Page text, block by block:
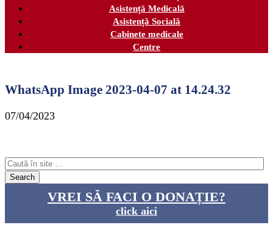
Asistență Medicală
Asistență Socială
Cabinete medicale
Centre
WhatsApp Image 2023-04-07 at 14.24.32
07/04/2023
VREI SĂ FACI O DONAȚIE?
click aici